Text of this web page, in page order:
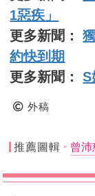
1惡疾」
更多新聞：
約快到期
更多新聞：
外稿
推薦圖輯 曾沛